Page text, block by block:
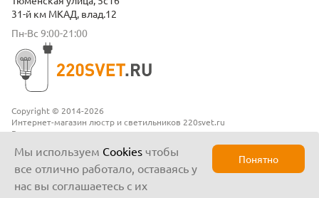
Copyright © 2014-2026
Интернет-магазин люстр и светильников 220svet.ru
Все права защищены
31-й км МКАД, влад.12
Пн-Вс 9:00-21:00
Мы используем Cookies чтобы
все отлично работало, оставаясь у
нас вы соглашаетесь с их
Понятно